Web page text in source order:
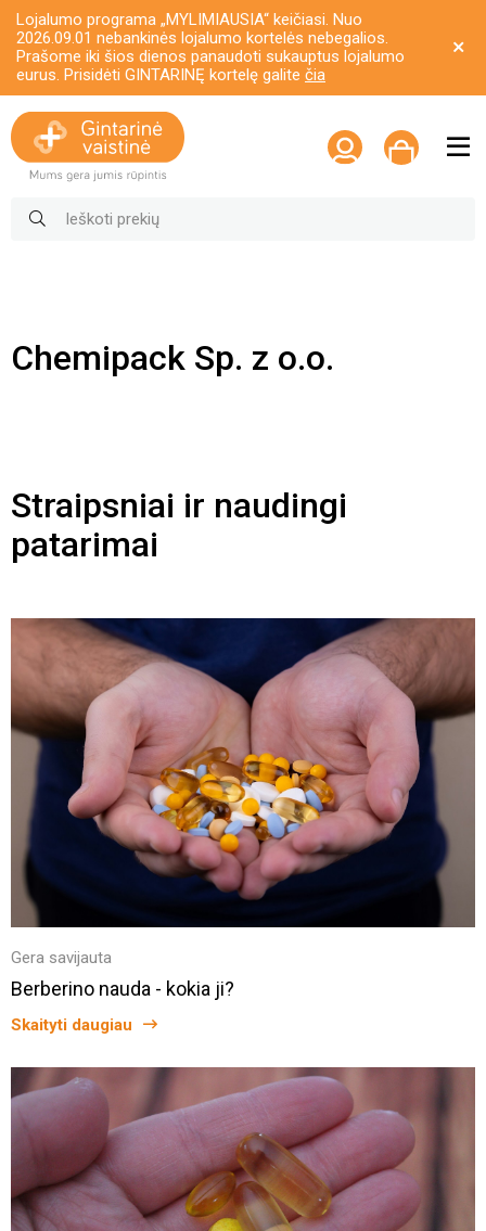
Lojalumo programa „MYLIMIAUSIA“ keičiasi. Nuo
2026.09.01 nebankinės lojalumo kortelės nebegalios.
Prašome iki šios dienos panaudoti sukauptus lojalumo
eurus. Prisidėti GINTARINĘ kortelę galite čia
Chemipack Sp. z o.o.
Straipsniai ir naudingi
patarimai
Gera savijauta
Berberino nauda - kokia ji?
Skaityti daugiau